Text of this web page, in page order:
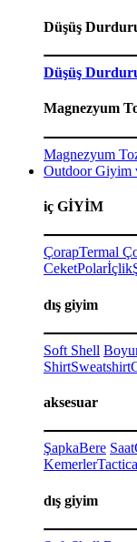
Düşüş
Düşüş
Magnezyum
Magnezyum
Outdoor Giyim
iç GİYİM
ÇorapTermal
CeketPolarİçlik
dış giyim
Soft Shell
ShirtSweatshirt
aksesuar
ŞapkaBere Saat
Kemerler
dış giyim